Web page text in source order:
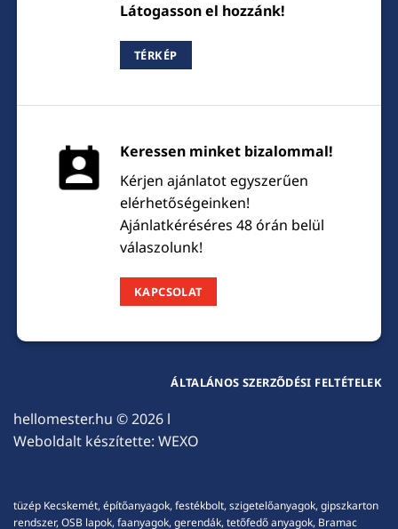
Látogasson el hozzánk!
TÉRKÉP
Keressen minket bizalommal!
Kérjen ajánlatot egyszerűen
elérhetőségeinken!
Ajánlatkéréséres 48 órán belül
válaszolunk!
KAPCSOLAT
hellomester.hu © 2026 l
Weboldalt készítette: WEXO
ÁLTALÁNOS SZERZŐDÉSI FELTÉTELEK
tüzép Kecskemét, építőanyagok, festékbolt, szigetelőanyagok, gipszkarton
rendszer, OSB lapok, faanyagok, gerendák, tetőfedő anyagok, Bramac